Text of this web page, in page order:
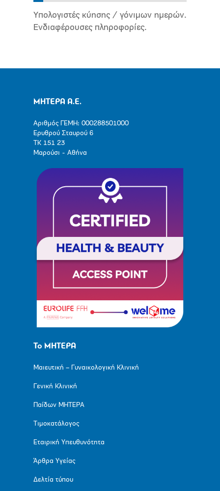
Υπολογιστές κύησης / γόνιμων ημερών.
Ενδιαφέρουσες πληροφορίες.
ΜΗΤΕΡΑ Α.Ε.
Αριθμός ΓΕΜΗ: 000288501000
Ερυθρού Σταυρού 6
ΤΚ 151 23
Μαρούσι - Αθήνα
Το ΜΗΤΕΡΑ
Μαιευτική – Γυναικολογική Κλινική
Γενική Κλινική
Παίδων ΜΗΤΕΡΑ
Τιμοκατάλογος
Εταιρική Υπευθυνότητα
Άρθρα Υγείας
Δελτία τύπου